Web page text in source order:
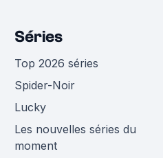
Séries
Top 2026 séries
Spider-Noir
Lucky
Les nouvelles séries du
moment